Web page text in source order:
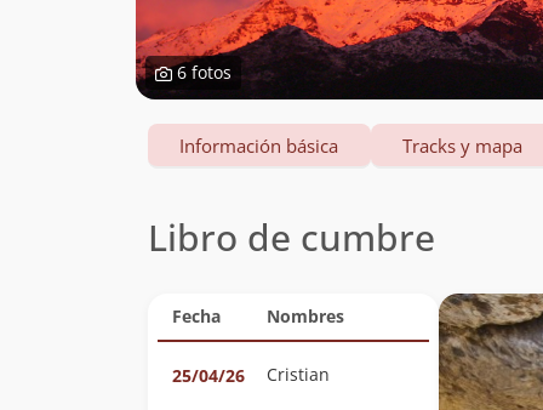
6 fotos
Información básica Tracks y mapa
Libro de cumbre
Fecha Nombres
25/04/26 Cristian